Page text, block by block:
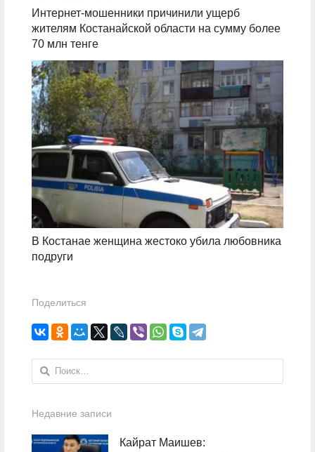
Интернет-мошенники причинили ущерб
жителям Костанайской области на сумму более
70 млн тенге
В Костанае женщина жестоко убила любовника
подруги
Поделиться
Найти:
Недавние записи
Кайрат Маишев: